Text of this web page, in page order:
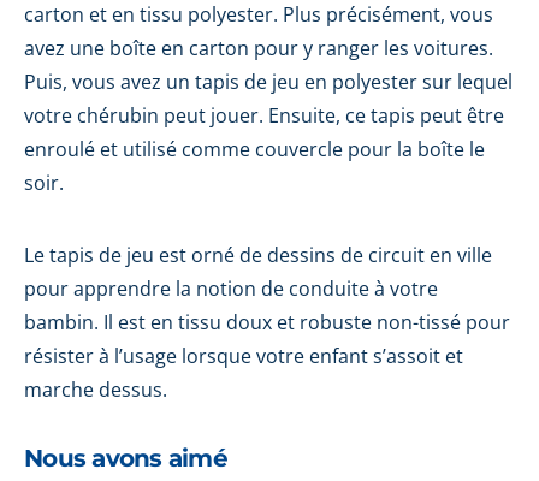
carton et en tissu polyester. Plus précisément, vous
avez une boîte en carton pour y ranger les voitures.
Puis, vous avez un tapis de jeu en polyester sur lequel
votre chérubin peut jouer. Ensuite, ce tapis peut être
enroulé et utilisé comme couvercle pour la boîte le
soir.
Le tapis de jeu est orné de dessins de circuit en ville
pour apprendre la notion de conduite à votre
bambin. Il est en tissu doux et robuste non-tissé pour
résister à l’usage lorsque votre enfant s’assoit et
marche dessus.
Nous avons aimé